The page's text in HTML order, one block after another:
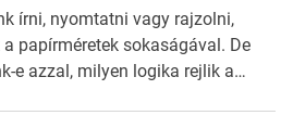
mielőtt elkezdjük a
az elkészült munka után
másképp kellett volna csinálni! […]
írni, nyomtatni vagy rajzolni,
papírméretek sokaságával. De
e azzal, milyen logika rejlik a